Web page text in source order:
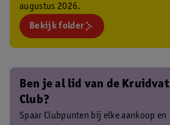
augustus 2026.
Bekijk folder
Ben je al lid van de Kruidvat
Club?
Spaar Clubpunten bij elke aankoop en